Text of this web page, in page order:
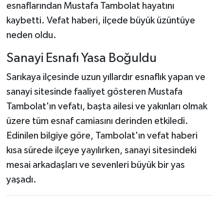
esnaflarından Mustafa Tambolat hayatını
kaybetti. Vefat haberi, ilçede büyük üzüntüye
neden oldu.
Sanayi Esnafı Yasa Boğuldu
Sarıkaya ilçesinde uzun yıllardır esnaflık yapan ve
sanayi sitesinde faaliyet gösteren Mustafa
Tambolat'ın vefatı, başta ailesi ve yakınları olmak
üzere tüm esnaf camiasını derinden etkiledi.
Edinilen bilgiye göre, Tambolat'ın vefat haberi
kısa sürede ilçeye yayılırken, sanayi sitesindeki
mesai arkadaşları ve sevenleri büyük bir yas
yaşadı.